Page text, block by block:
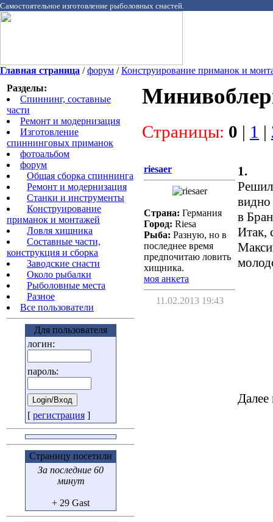
Самостоятельное изготовление рыболовных снастей.
Главная страница /форум /Конструирование приманок и
Разделы:
Спиннинг, составные
части
Ремонт и модернизация
Изготовление
спиннинговых приманок
фотоальбом
форум
Общая сборка спиннинга
Ремонт и модернизация
Станки и инструменты
Конструирование
приманок и монтажей
Ловля хищника
Cоставные части,
конструкция и сборка
Заводские снасти
Около рыбалки
Рыболовные места
Разное
Все пользователи
Для пользователя
логин:
пароль:
[ регистрация ]
Страницу посетили
За последние 60
минут
+ 29 Gast
Страницы: 0 | 1 |
riesaer
Страна: Германия
Город: Riesa
Рыба: Разную, но в
последнее время
предпочитаю ловить
хищника.
моя анкета
11.02.2013 19:43
1.
Решил
видно
в
Итак,
Далее